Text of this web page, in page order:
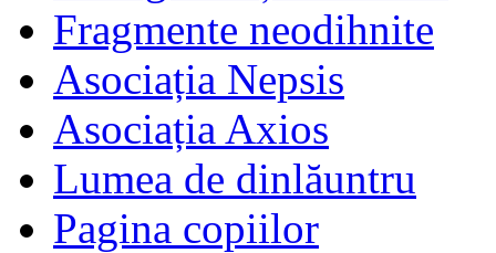
Fragmente neodihnite
Asociația Nepsis
Asociația Axios
Lumea de dinlăuntru
Pagina copiilor